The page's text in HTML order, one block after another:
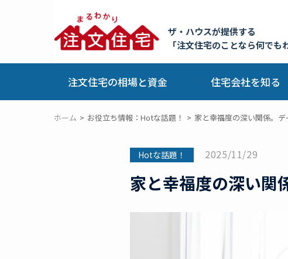
ザ・ハウスが提供する
「注文住宅のことなら何でも
注文住宅の相場と資金 住宅会社を知る
ホーム お役立ち情報：Hotな話題！ 家と幸福度の深い関係。
Hotな話題！ 2025/11/29
家と幸福度の深い関